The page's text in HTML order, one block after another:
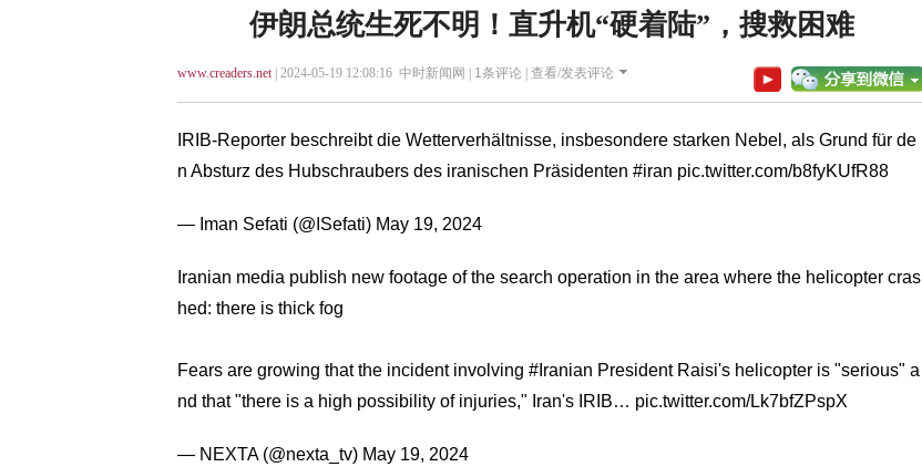
伊朗总统生死不明！直升机“硬着陆”，搜救困难
www.creaders.net| 2024-05-19 12:08:16 中时新闻网 | 1条评论 | 查看/发表评论
IRIB-Reporter beschreibt die Wetterverhältnisse, insbesondere starken Nebel, als Grund für de
n Absturz des Hubschraubers des iranischen Präsidenten #iran pic.twitter.com/b8fyKUfR88
— Iman Sefati (@ISefati) May 19, 2024
Iranian media publish new footage of the search operation in the area where the helicopter cras
hed: there is thick fog
Fears are growing that the incident involving #Iranian President Raisi's helicopter is "serious" a
nd that "there is a high possibility of injuries," Iran's IRIB… pic.twitter.com/Lk7bfZPspX
— NEXTA (@nexta_tv) May 19, 2024